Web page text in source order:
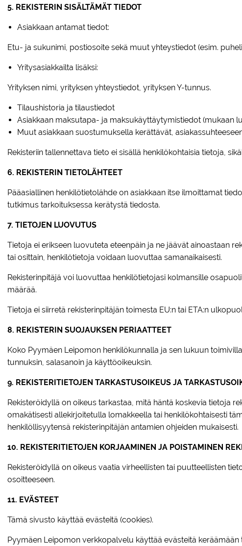
5. REKISTERIN SISÄLTÄMÄT TIEDOT
Asiakkaan antamat tiedot:
Etu- ja sukunimi, postiosoite sekä muut yhteystiedot (esim.
Yritysasiakkailta lisäksi:
Yrityksen nimi, yrityksen yhteystiedot, yrityksen Y-tunnus.
Tilaushistoria ja tilaustiedot
Asiakkaan maksutapa- ja maksukäyttäytymistiedot (mukaan
Muut asiakkaan suostumuksella kerättävät,
Rekisteriin tallennettava tieto ei sisällä henkilökohtaisia tietoja,
6. REKISTERIN TIETOLÄHTEET
Pääasiallinen henkilötietolähde on asiakkaan itse ilmoittamat
tutkimus tarkoituksessa kerätystä tiedosta.
7. TIETOJEN LUOVUTUS
Tietoja ei erikseen luovuteta eteenpäin ja ne jäävät ainoastaan
tai osittain, henkilötietoja voidaan luovuttaa samanaikaisesti.
Rekisterinpitäjä voi luovuttaa henkilötietojasi kolmansille
määrää.
Tietoja ei siirretä rekisterinpitäjän toimesta EU:n tai ETA:n
8. REKISTERIN SUOJAUKSEN PERIAATTEET
Koko Pyymäen Leipomon henkilökunnalla ja sen lukuun
tunnuksin, salasanoin ja käyttöoikeuksin.
9. REKISTERITIETOJEN TARKASTUSOIKEUS JA
Rekisteröidyllä on oikeus tarkastaa, mitä häntä koskevia tietoja
omakätisesti allekirjoitetulla lomakkeella tai henkilökohtaisesti
henkilöllisyytensä rekisterinpitäjän antamien ohjeiden mukaisesti.
10. REKISTERITIETOJEN KORJAAMINEN JA POISTAMINEN
Rekisteröidyllä on oikeus vaatia virheellisten tai puutteellisten
osoitteeseen.
11. EVÄSTEET
Tämä sivusto käyttää evästeitä (cookies).
Pyymäen Leipomon verkkopalvelu käyttää evästeitä